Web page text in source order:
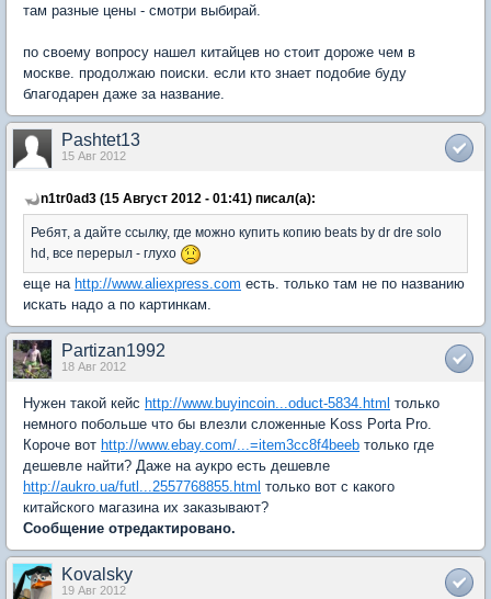
там разные цены - смотри выбирай.
по своему вопросу нашел китайцев но стоит дороже чем в
москве. продолжаю поиски. если кто знает подобие буду
благодарен даже за название.
Pashtet13
15 Авг 2012
n1tr0ad3 (15 Август 2012 - 01:41) писал(а):
Ребят, а дайте ссылку, где можно купить копию beats by dr dre solo
hd, все перерыл - глухо
еще на http://www.aliexpress.com есть. только там не по названию
искать надо а по картинкам.
Partizan1992
18 Авг 2012
Нужен такой кейс http://www.buyincoin...oduct-5834.html только
немного побольше что бы влезли сложенные Koss Porta Pro.
Короче вот http://www.ebay.com/...=item3cc8f4beeb только где
дешевле найти? Даже на аукро есть дешевле
http://aukro.ua/futl...2557768855.html только вот с какого
китайского магазина их заказывают?
Сообщение отредактировано.
Kovalsky
19 Авг 2012